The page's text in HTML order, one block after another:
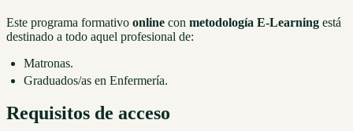
Este programa formativo online con metodología E-Learning está
destinado a todo aquel profesional de:
Matronas.
Graduados/as en Enfermería.
Requisitos de acceso